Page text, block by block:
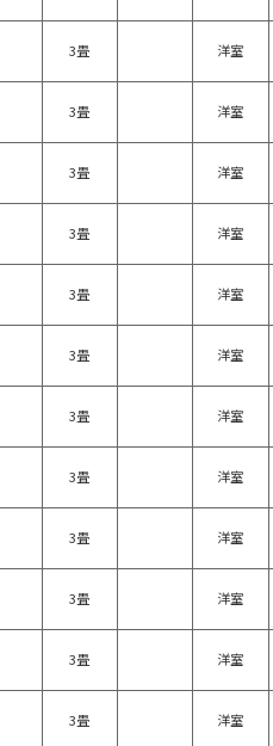
3畳 洋室
3畳 洋室
3畳 洋室
3畳 洋室
3畳 洋室
3畳 洋室
3畳 洋室
3畳 洋室
3畳 洋室
3畳 洋室
3畳 洋室
3畳 洋室